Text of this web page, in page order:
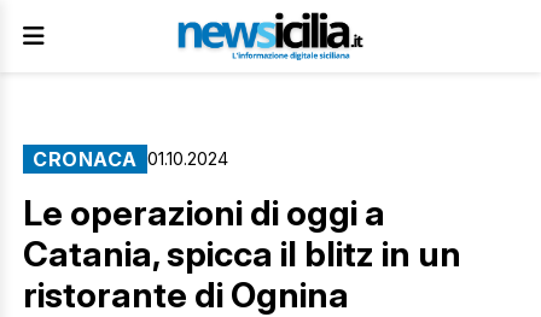
CRONACA 01.10.2024
Le operazioni di oggi a
Catania, spicca il blitz in un
ristorante di Ognina